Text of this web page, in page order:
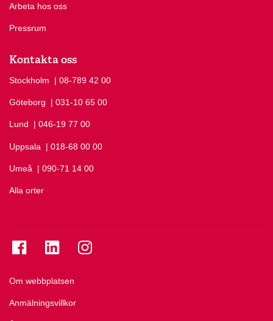
Arbeta hos oss
Pressrum
Kontakta oss
Stockholm Ring Stockholm på
| 08-789 42 00
Göteborg Ring Göteborg på
| 031-10 65 00
Lund Ring Lund på
| 046-19 77 00
Uppsala Ring Uppsala på
| 018-68 00 00
Umeå Ring Umeå på
| 090-71 14 00
Alla orter
Om webbplatsen
Anmälningsvillkor
Se folkuniversitetet på Facebook
Se folkuniversitetet på LinkedIn